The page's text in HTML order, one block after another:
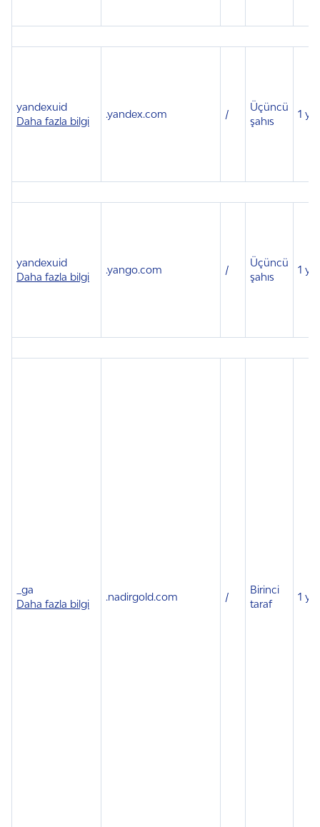
yandexuid
Daha fazla bilgi
.yandex.com /
Üçüncü
şahıs
1 yıl
yandexuid
Daha fazla bilgi
.yango.com /
Üçüncü
şahıs
1 yıl
_ga
Daha fazla bilgi
.nadirgold.com /
Birinci
taraf
1 yıl